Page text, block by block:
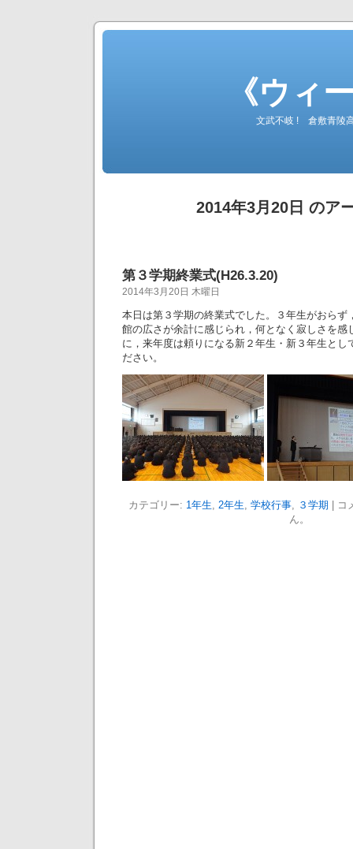
《ウィ
文武不岐 ! 倉敷青陵
2014年3月20日 のア
第３学期終業式(H26.3.20)
2014年3月20日 木曜日
本日は第３学期の終業式でした。３年生がおらず
館の広さが余計に感じられ，何となく寂しさを感
に，来年度は頼りになる新２年生・新３年生とし
ださい。
カテゴリー: 1年生, 2年生, 学校行事, ３学期
コ
ん。